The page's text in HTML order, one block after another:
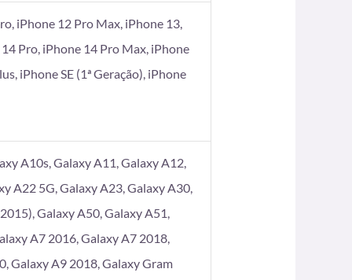
iPhone 12 Pro Max, iPhone 13,
Pro, iPhone 14 Pro Max, iPhone
iPhone SE (1ª Geração), iPhone
A10s, Galaxy A11, Galaxy A12,
A22 5G, Galaxy A23, Galaxy A30,
Galaxy A50, Galaxy A51,
A7 2016, Galaxy A7 2018,
Galaxy A9 2018, Galaxy Gram